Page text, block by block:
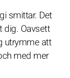
smittar. Det
dig. Oavsett
utrymme att
med mer